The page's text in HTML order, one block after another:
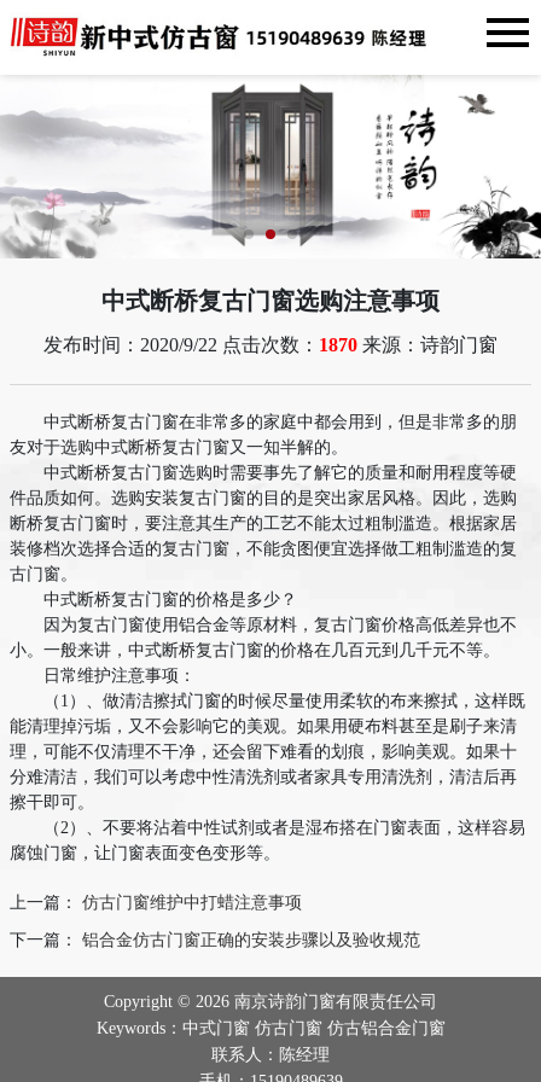
中式断桥复古门窗选购注意事项
发布时间：2020/9/22 点击次数： 1870 来源：诗韵门窗
中式断桥复古门窗在非常多的家庭中都会用到，但是非常多的朋
友对于选购中式断桥复古门窗又一知半解的。
中式断桥复古门窗选购时需要事先了解它的质量和耐用程度等硬
件品质如何。选购安装复古门窗的目的是突出家居风格。因此，选购
断桥复古门窗时，要注意其生产的工艺不能太过粗制滥造。根据家居
装修档次选择合适的复古门窗，不能贪图便宜选择做工粗制滥造的复
古门窗。
中式断桥复古门窗的价格是多少？
因为复古门窗使用铝合金等原材料，复古门窗价格高低差异也不
小。一般来讲，中式断桥复古门窗的价格在几百元到几千元不等。
日常维护注意事项：
（1）、做清洁擦拭门窗的时候尽量使用柔软的布来擦拭，这样既
能清理掉污垢，又不会影响它的美观。如果用硬布料甚至是刷子来清
理，可能不仅清理不干净，还会留下难看的划痕，影响美观。如果十
分难清洁，我们可以考虑中性清洗剂或者家具专用清洗剂，清洁后再
擦干即可。
（2）、不要将沾着中性试剂或者是湿布搭在门窗表面，这样容易
腐蚀门窗，让门窗表面变色变形等。
上一篇： 仿古门窗维护中打蜡注意事项
下一篇： 铝合金仿古门窗正确的安装步骤以及验收规范
Copyright © 2026 南京诗韵门窗有限责任公司
Keywords：中式门窗 仿古门窗 仿古铝合金门窗
联系人：陈经理